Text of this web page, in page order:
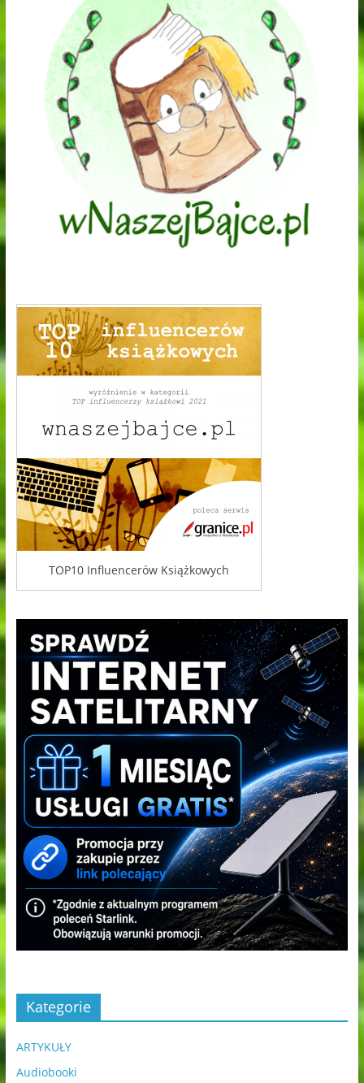
TOP10 Influencerów Książkowych
Kategorie
ARTYKUŁY
Audiobooki